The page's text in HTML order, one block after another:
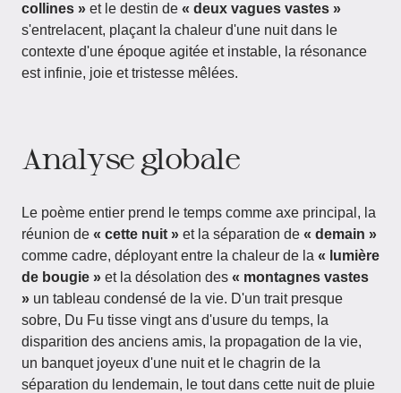
collines » et le destin de « deux vagues vastes »
s'entrelacent, plaçant la chaleur d'une nuit dans le
contexte d'une époque agitée et instable, la résonance
est infinie, joie et tristesse mêlées.
Analyse globale
Le poème entier prend le temps comme axe principal, la
réunion de « cette nuit » et la séparation de « demain »
comme cadre, déployant entre la chaleur de la « lumière
de bougie » et la désolation des « montagnes vastes
» un tableau condensé de la vie. D'un trait presque
sobre, Du Fu tisse vingt ans d'usure du temps, la
disparition des anciens amis, la propagation de la vie,
un banquet joyeux d'une nuit et le chagrin de la
séparation du lendemain, le tout dans cette nuit de pluie